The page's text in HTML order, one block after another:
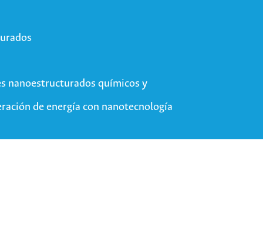
nanoestructurados químicos y
de energía con nanotecnología